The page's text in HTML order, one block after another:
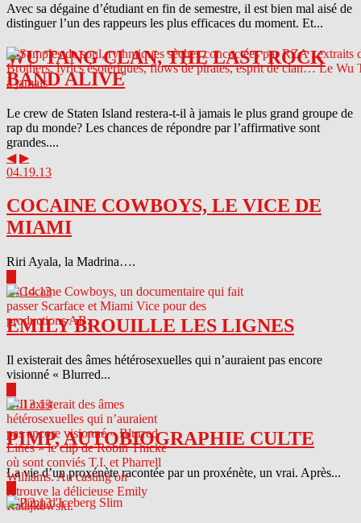
Avec sa dégaine d’étudiant en fin de semestre, il est bien mal aisé de
distinguer l’un des rappeurs les plus efficaces du moment. Et...
WU TANG CLAN, THE LAST ROCK
BAND ALIVE
Le crew de Staten Island restera-t-il à jamais le plus grand groupe de
rap du monde? Les chances de répondre par l’affirmative sont
grandes....
◀ ▶
04.19.13
COCAINE COWBOYS, LE VICE DE
MIAMI
Riri Ayala, la Madrina….
04.14.13
EMILY BROUILLE LES LIGNES
Il existerait des âmes hétérosexuelles qui n’auraient pas encore
visionné « Blurred...
04.13.13
PIMP, AUTOBIOGRAPHIE CULTE
La vie d’un proxénète racontée par un proxénète, un vrai. Après...
04.12.13